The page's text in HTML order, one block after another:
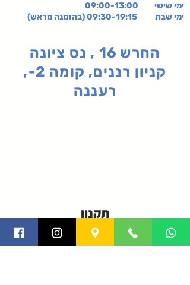
ימי שישי 09:00-13:00
ימי שבת 09:30-19:15 (בהזמנה מראש)
החרש 16 , נס ציונה
קניון רננים, קומה 2-,
רעננה
תקנון